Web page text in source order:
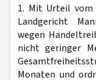
1. Mit Urteil vom
Landgericht
wegen
nicht geringer
Monaten und